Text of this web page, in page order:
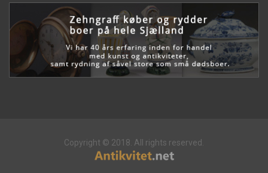
Copyright © 2018. All rights reserved.